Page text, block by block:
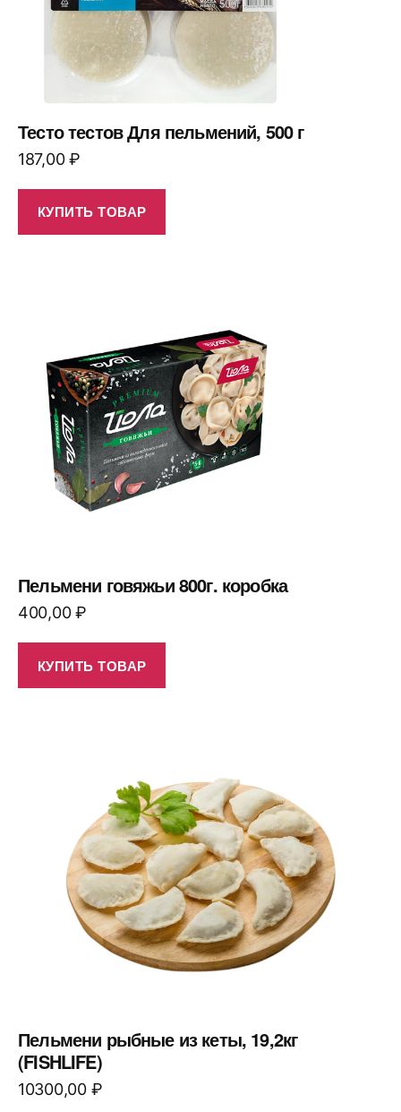
Тесто тестов Для пельмений, 500 г
187,00₽
КУПИТЬ ТОВАР
Пельмени говяжьи 800г. коробка
400,00₽
КУПИТЬ ТОВАР
Пельмени рыбные из кеты, 19,2кг
(FISHLIFE)
10300,00 ₽